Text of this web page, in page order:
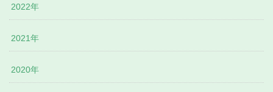
2022年
2021年
2020年